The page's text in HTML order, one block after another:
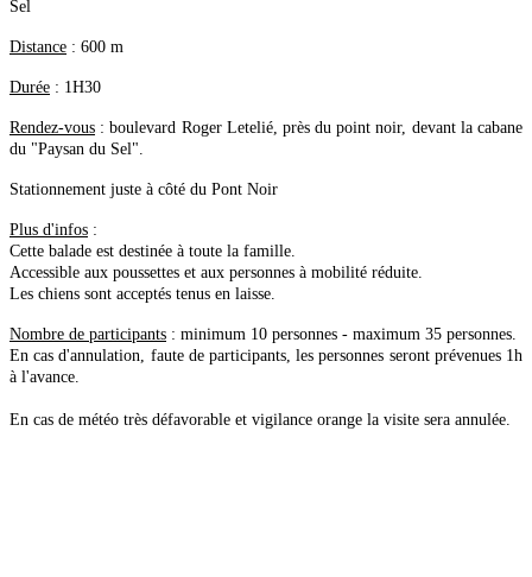
Sel
Distance : 600 m
Durée : 1H30
Rendez-vous : boulevard Roger Letelié, près du point noir, devant la cabane
du "Paysan du Sel".
Stationnement juste à côté du Pont Noir
Plus d'infos :
Cette balade est destinée à toute la famille.
Accessible aux poussettes et aux personnes à mobilité réduite.
Les chiens sont acceptés tenus en laisse.
Nombre de participants : minimum 10 personnes - maximum 35 personnes.
En cas d'annulation, faute de participants, les personnes seront prévenues 1h
à l'avance.
En cas de météo très défavorable et vigilance orange la visite sera annulée.